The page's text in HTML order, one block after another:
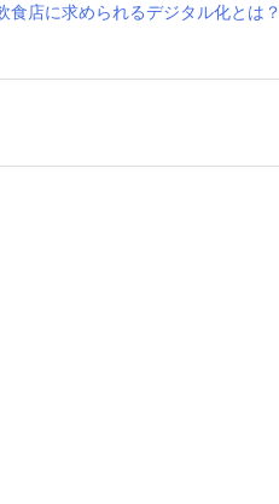
食店に求められるデジタル化とは？